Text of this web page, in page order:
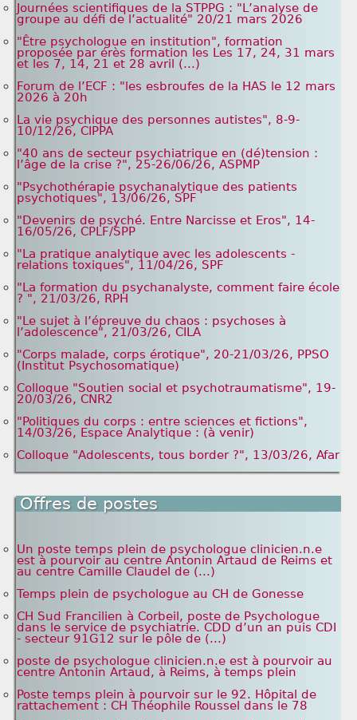
Journées scientifiques de la STPPG : "L’analyse de
groupe au défi de l’actualité" 20/21 mars 2026
"Être psychologue en institution", formation
proposée par érès formation les Les 17, 24, 31 mars
et les 7, 14, 21 et 28 avril (...)
Forum de l’ECF : "les esbroufes de la HAS le 12 mars
2026 à 20h
La vie psychique des personnes autistes", 8-9-
10/12/26, CIPPA
"40 ans de secteur psychiatrique en (dé)tension :
l’âge de la crise ?", 25-26/06/26, ASPMP
"Psychothérapie psychanalytique des patients
psychotiques", 13/06/26, SPF
"Devenirs de psyché. Entre Narcisse et Eros", 14-
16/05/26, CPLF/SPP
"La pratique analytique avec les adolescents -
relations toxiques", 11/04/26, SPF
"La formation du psychanalyste, comment faire école
? ", 21/03/26, RPH
"Le sujet à l’épreuve du chaos : psychoses à
l’adolescence", 21/03/26, CILA
"Corps malade, corps érotique", 20-21/03/26, PPSO
(Institut Psychosomatique)
Colloque "Soutien social et psychotraumatisme", 19-
20/03/26, CNR2
"Politiques du corps : entre sciences et fictions",
14/03/26, Espace Analytique : (à venir)
Colloque "Adolescents, tous border ?", 13/03/26, Afar
Offres de postes
Un poste temps plein de psychologue clinicien.n.e
est à pourvoir au centre Antonin Artaud de Reims et
au centre Camille Claudel de (...)
Temps plein de psychologue au CH de Gonesse
CH Sud Francilien à Corbeil, poste de Psychologue
dans le service de psychiatrie. CDD d’un an puis CDI
- secteur 91G12 sur le pôle de (...)
poste de psychologue clinicien.n.e est à pourvoir au
centre Antonin Artaud, à Reims, à temps plein
Poste temps plein à pourvoir sur le 92. Hôpital de
rattachement : CH Théophile Roussel dans le 78